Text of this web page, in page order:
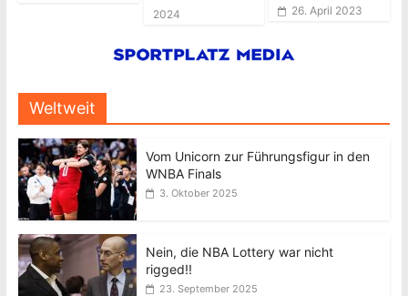
2024
26. April 2023
Weltweit
Vom Unicorn zur Führungsfigur in den
WNBA Finals
3. Oktober 2025
Nein, die NBA Lottery war nicht
rigged!!
23. September 2025